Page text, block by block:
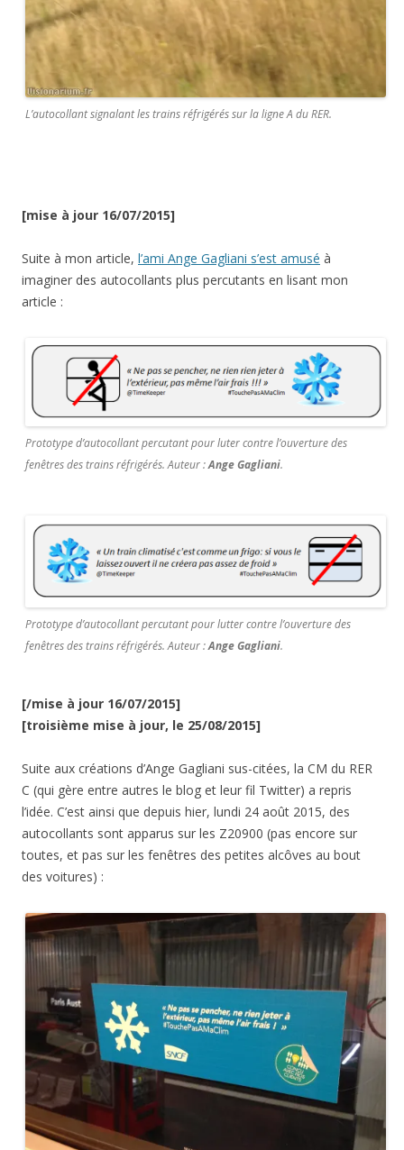
L’autocollant signalant les trains réfrigérés sur la ligne A du RER.
[mise à jour 16/07/2015]
Suite à mon article, l’ami Ange Gagliani s’est amusé à
imaginer des autocollants plus percutants en lisant mon
article :
Prototype d’autocollant percutant pour luter contre l’ouverture des
fenêtres des trains réfrigérés. Auteur :Ange Gagliani.
Prototype d’autocollant percutant pour lutter contre l’ouverture des
fenêtres des trains réfrigérés. Auteur :Ange Gagliani.
[/mise à jour 16/07/2015]
[troisième mise à jour, le 25/08/2015]
Suite aux créations d’Ange Gagliani sus-citées, la CM du RER
C (qui gère entre autres le blog et leur fil Twitter) a repris
l’idée. C’est ainsi que depuis hier, lundi 24 août 2015, des
autocollants sont apparus sur les Z20900 (pas encore sur
toutes, et pas sur les fenêtres des petites alcôves au bout
des voitures) :